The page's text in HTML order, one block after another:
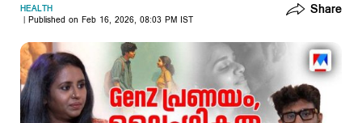
HEALTH
Published on Feb 16, 2026, 08:03 PM IST
Share